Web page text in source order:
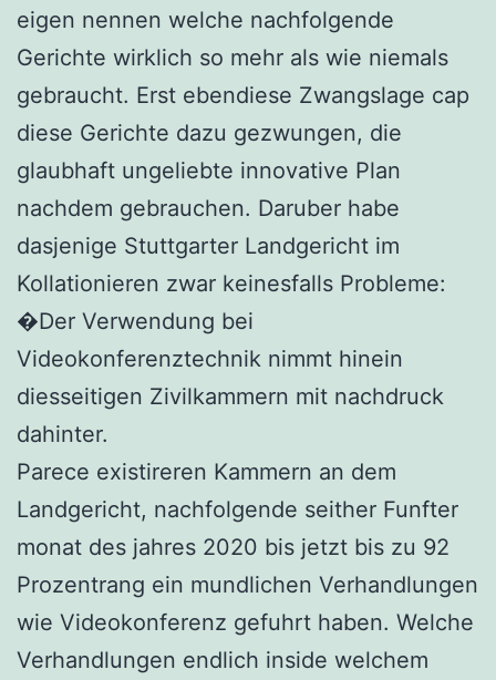
eigen nennen welche nachfolgende
Gerichte wirklich so mehr als wie niemals
gebraucht. Erst ebendiese Zwangslage cap
diese Gerichte dazu gezwungen, die
glaubhaft ungeliebte innovative Plan
nachdem gebrauchen. Daruber habe
dasjenige Stuttgarter Landgericht im
Kollationieren zwar keinesfalls Probleme:
�Der Verwendung bei
Videokonferenztechnik nimmt hinein
diesseitigen Zivilkammern mit nachdruck
dahinter.
Parece existireren Kammern an dem
Landgericht, nachfolgende seither Funfter
monat des jahres 2020 bis jetzt bis zu 92
Prozentrang ein mundlichen Verhandlungen
wie Videokonferenz gefuhrt haben. Welche
Verhandlungen endlich inside welchem